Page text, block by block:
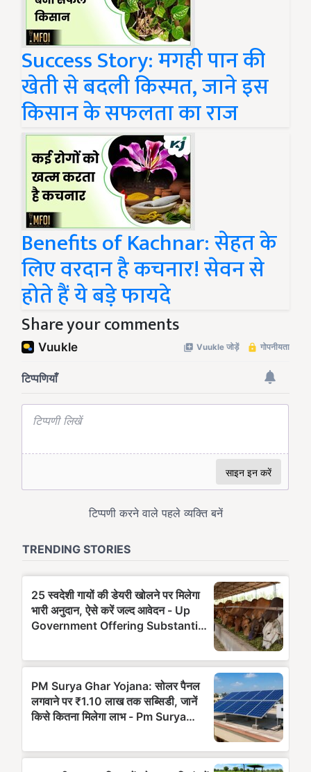
Success Story: मगही पान की
खेती से बदली किस्मत, जाने इस
किसान के सफलता का राज
Benefits of Kachnar: सेहत के
लिए वरदान है कचनार! सेवन से
होते हैं ये बड़े फायदे
Share your comments